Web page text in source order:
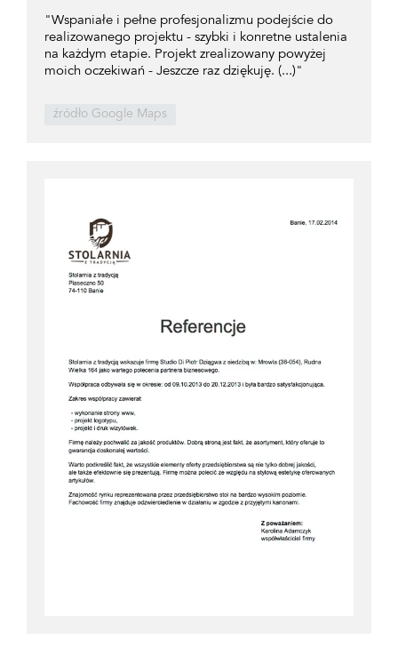
"Wspaniałe i pełne profesjonalizmu podejście do
realizowanego projektu - szybki i konretne ustalenia
na każdym etapie. Projekt zrealizowany powyżej
moich oczekiwań - Jeszcze raz dziękuję. (...)"
źródło Google Maps